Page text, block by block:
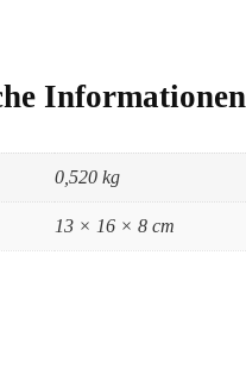
Informationen
0,520 kg
13 × 16 × 8 cm